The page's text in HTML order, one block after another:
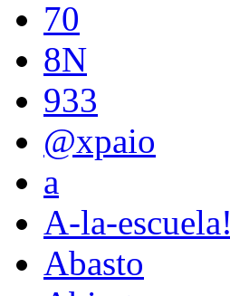
70
8N
933
@xpaio
a
A-la-escuela!
Abasto